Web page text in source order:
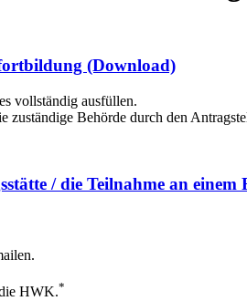
(Download)
vollständig ausfüllen.
zuständige Behörde durch den
/ die Teilnahme an
HWK.*